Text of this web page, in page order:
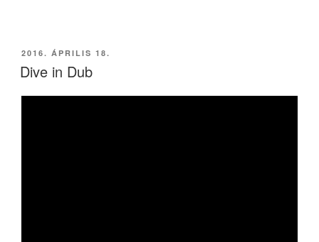
BEKÜLDVE:
2016. ÁPRILIS 18.
Dive in Dub